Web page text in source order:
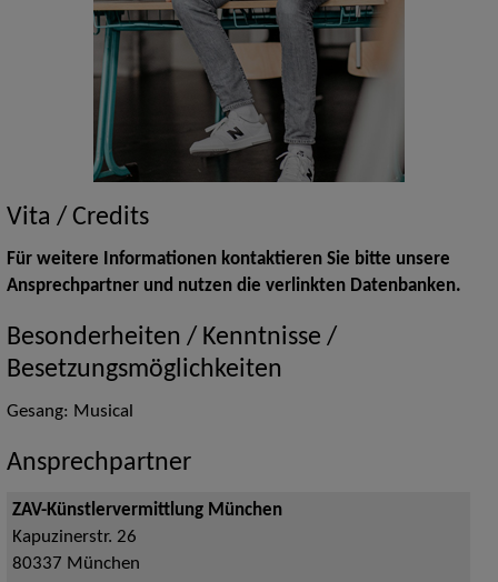
Vita / Credits
Für weitere Informationen kontaktieren Sie bitte unsere
Ansprechpartner und nutzen die verlinkten Datenbanken.
Besonderheiten / Kenntnisse /
Besetzungsmöglichkeiten
Gesang: Musical
Ansprechpartner
ZAV-Künstlervermittlung München
Kapuzinerstr. 26
80337 München